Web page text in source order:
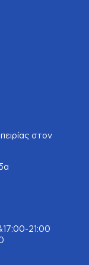
στον
21:00